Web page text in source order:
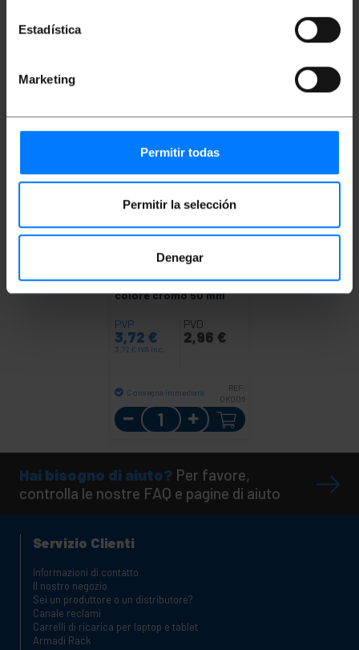
Estadística
Marketing
Permitir todas
Permitir la selección
Denegar
Consegna immediata
OK007
PRIMEMATIK
chiavistello per porte
colore cromo 50 mm
PVP
3,72 €
3,72 € IVA inc.
PVD
2,96 €
Consegna immediata
REF:
OK006
Quantità
Hai bisogno di aiuto? Per favore,
controlla le nostre FAQ e pagine di aiuto
Servizio Clienti
Informazioni di contatto
Il nostro negozio
Sei un produttore o un distributore?
Canale reclami
Carrelli di ricarica per laptop e tablet
Armadi Rack